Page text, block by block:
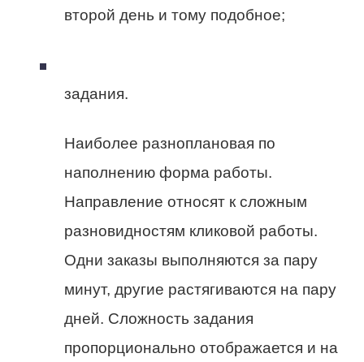
второй день и тому подобное;
задания.
Наиболее разноплановая по
наполнению форма работы.
Направление относят к сложным
разновидностям кликовой работы.
Одни заказы выполняются за пару
минут, другие растягиваются на пару
дней. Сложность задания
пропорционально отображается и на